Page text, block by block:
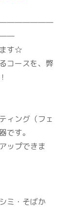
す☆
コースを、弊
ィング（フェ
です。
ップできま
ミ・そばか